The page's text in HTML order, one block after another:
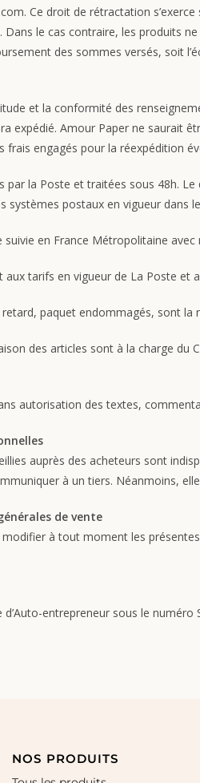
Ce droit de rétractation
le cas contraire, les produits
des sommes versés, soit
et la conformité des
expédié. Amour Paper ne saurait
engagés pour la réexpédition
par la Poste et traitées sous 48h.
systèmes postaux en vigueur dans
en France Métropolitaine
tarifs en vigueur de La Poste et
paquet endommagés, sont la
des articles sont à la charge du
autorisation des textes,
auprès des acheteurs sont
à un tiers. Néanmoins,
de vente
à tout moment les
entrepreneur sous le
NOS PRODUITS